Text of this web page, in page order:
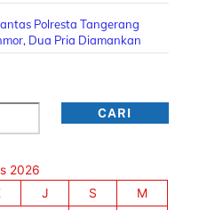
Polresta Tangerang
Dua Pria Diamankan
CARI
2026
J S
M